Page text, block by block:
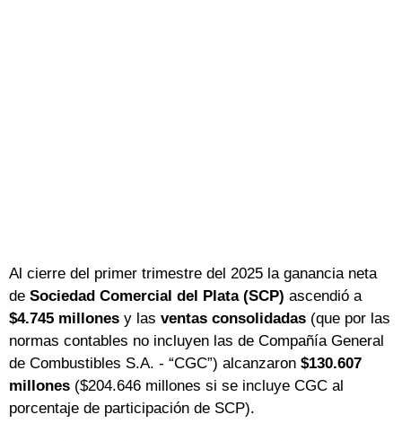
Al cierre del primer trimestre del 2025 la ganancia neta
de Sociedad Comercial del Plata (SCP) ascendió a
$4.745 millones y las ventas consolidadas (que por las
normas contables no incluyen las de Compañía General
de Combustibles S.A. - “CGC”) alcanzaron $130.607
millones ($204.646 millones si se incluye CGC al
porcentaje de participación de SCP).